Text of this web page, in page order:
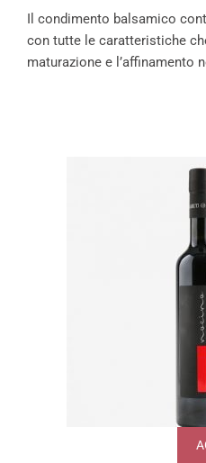
Il condimento balsamico
con tutte le caratteristiche
maturazione e l’affinamento